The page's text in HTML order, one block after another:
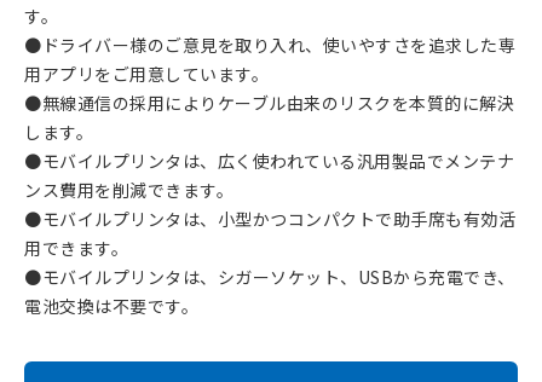
す。
●ドライバー様のご意見を取り入れ、使いやすさを追求した専
用アプリをご用意しています。
●無線通信の採用によりケーブル由来のリスクを本質的に解決
します。
●モバイルプリンタは、広く使われている汎用製品でメンテナ
ンス費用を削減できます。
●モバイルプリンタは、小型かつコンパクトで助手席も有効活
用できます。
●モバイルプリンタは、シガーソケット、USBから充電でき、
電池交換は不要です。